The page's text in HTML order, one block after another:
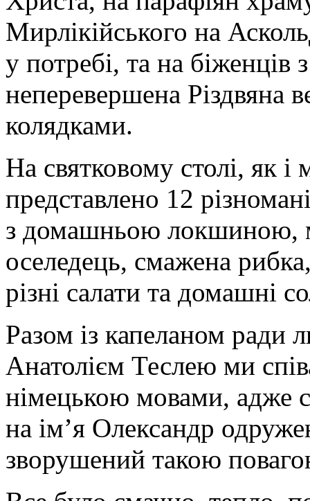
Мирлікійського на
у потребі, та на біженців
неперевершена Різдвяна
колядками.
На святковому столі, як і
представлено 12
з домашньою локшиною,
оселедець, смажена
різні салати та домашні
Разом із капеланом ради
Анатолієм Теслею ми
німецькою мовами, адже
на ім’я Олександр
зворушений такою